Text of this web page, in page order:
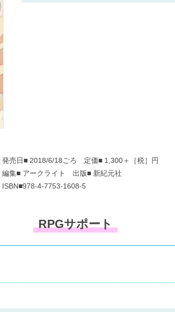
発売日■ 2018/6/18ごろ 定価■ 1,300＋［税］円
編集■ アークライト 出版■ 新紀元社
ISBN■978-4-7753-1608-5
RPGサポート